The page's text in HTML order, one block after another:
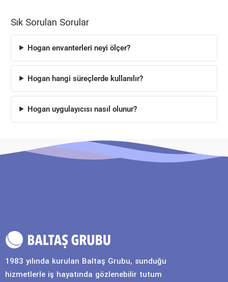
Sık Sorulan Sorular
Hogan envanterleri neyi ölçer?
Hogan hangi süreçlerde kullanılır?
Hogan uygulayıcısı nasıl olunur?
1983 yılında kurulan Baltaş Grubu, sunduğu
hizmetlerle iş hayatında gözlenebilir tutum